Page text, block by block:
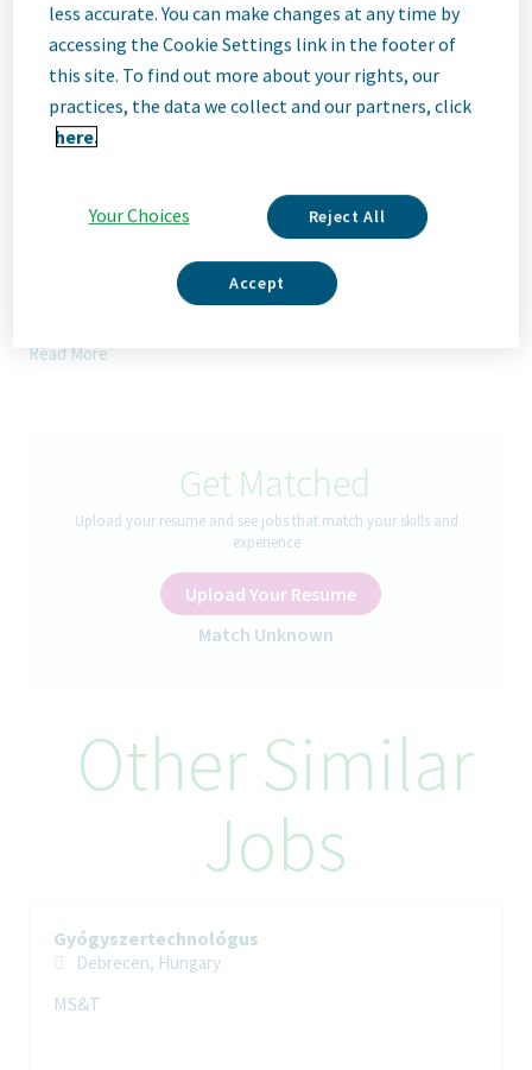
Ние сме Teva
Ние сме Teva, водеща иновативна биофармацевтична
компания, подкрепена от световно признат бизнес с
генерични лекарства. Независимо дали става въпрос за
иновации в областта на неврологията и имунологията или
пациентите сега и в бъдеще. Тук ще бъдете част от
високоефективна и приобщаваща култура, която цени
свежите идеи и сътрудничеството. Ще имате възможност
за развитие, за гъвкавост при постигане на баланс между
личния и професионалния живот, както и заедно да
Микробиолог (по заместване)
Как ще протича деня ви
• Изпитва материали и продукти по утвърдени стандарти.
околната среда в работните центрове.
• Участва при трансфер на методи за анализ
• Своевременно докладва отклонения, нетипични
резултати и резултати извън спецификация, получени в
• Изготвя хранителни среди, съобразно с одобрените
изпитвания.
Read More
Get Matched
Upload your resume and see jobs that match your skills and
experience
Upload Your Resume
Match Unknown
Other Similar
Jobs
Gyógyszertechnológus
Debrecen, Hungary
MS&T
less accurate. You can make changes at any time by
accessing the Cookie Settings link in the footer of
this site. To find out more about your rights, our
practices, the data we collect and our partners, click
here.
Your Choices Reject All
Accept